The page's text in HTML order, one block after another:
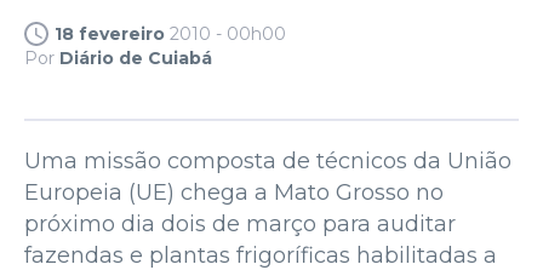
18 fevereiro 2010 - 00h00
Por Diário de Cuiabá
Uma missão composta de técnicos da União
Europeia (UE) chega a Mato Grosso no
próximo dia dois de março para auditar
fazendas e plantas frigoríficas habilitadas a